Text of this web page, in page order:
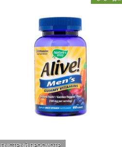
БЫСТРЫЙ ПРОСМОТР